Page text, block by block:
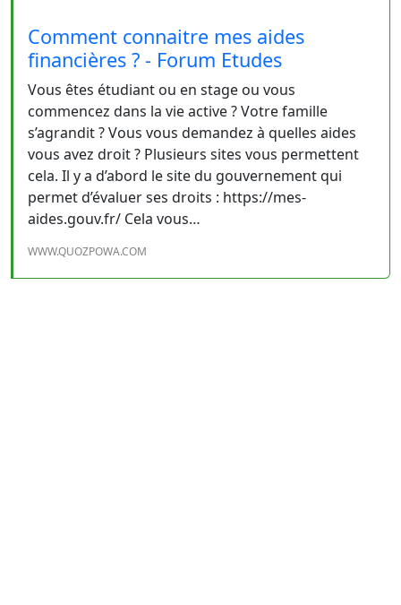
Comment connaitre mes aides
financières ? - Forum Etudes
Vous êtes étudiant ou en stage ou vous
commencez dans la vie active ? Votre famille
s’agrandit ? Vous vous demandez à quelles aides
vous avez droit ? Plusieurs sites vous permettent
cela. Il y a d’abord le site du gouvernement qui
permet d’évaluer ses droits : https://mes-
aides.gouv.fr/ Cela vous…
WWW.QUOZPOWA.COM